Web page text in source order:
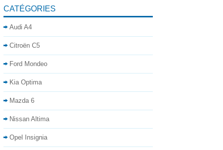
CATÉGORIES
Audi A4
Citroën C5
Ford Mondeo
Kia Optima
Mazda 6
Nissan Altima
Opel Insignia